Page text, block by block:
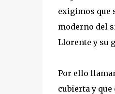
exigimos que
moderno del
Llorente y su
Por ello
cubierta y